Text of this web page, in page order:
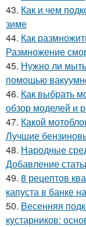
43. Как и чем
зиме
44. Как
Размножение
45. Нужно ли
помощью
46. Как выбрать
обзор моделей и
47. Какой
Лучшие
48. Народные
Добавление
49. 8 рецептов
капуста в банке
50. Весенняя
кустарников: